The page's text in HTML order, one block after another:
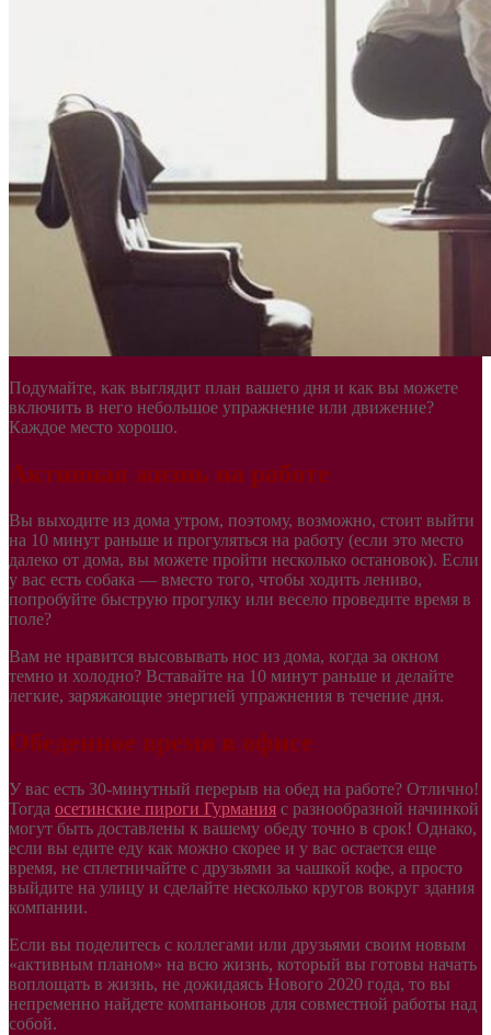
Подумайте, как выглядит план вашего дня и как вы можете
включить в него небольшое упражнение или движение?
Каждое место хорошо.
Активная жизнь на работе
Вы выходите из дома утром, поэтому, возможно, стоит выйти
на 10 минут раньше и прогуляться на работу (если это место
далеко от дома, вы можете пройти несколько остановок). Если
у вас есть собака — вместо того, чтобы ходить лениво,
попробуйте быструю прогулку или весело проведите время в
поле?
Вам не нравится высовывать ноc из дома, когда за окном
темно и холодно? Вставайте на 10 минут раньше и делайте
легкие, заряжающие энергией упражнения в течение дня.
Обеденное время в офисе
У вас есть 30-минутный перерыв на обед на работе? Отлично!
Тогда осетинские пироги Гурмания с разнообразной начинкой
могут быть доставлены к вашему обеду точно в срок! Однако,
если вы едите еду как можно скорее и у вас остается еще
время, не сплетничайте с друзьями за чашкой кофе, а просто
выйдите на улицу и сделайте несколько кругов вокруг здания
компании.
Если вы поделитесь с коллегами или друзьями своим новым
«активным планом» на всю жизнь, который вы готовы начать
воплощать в жизнь, не дожидаясь Нового 2020 года, то вы
непременно найдете компаньонов для совместной работы над
собой.